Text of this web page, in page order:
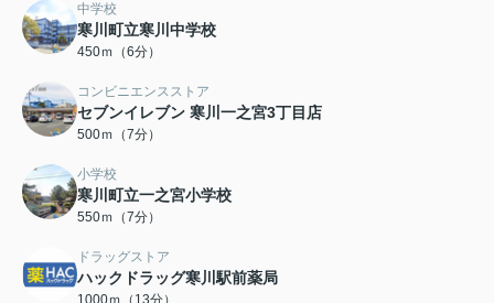
中学校
寒川町立寒川中学校
450ｍ（6分）
コンビニエンスストア
セブンイレブン 寒川一之宮3丁目店
500ｍ（7分）
小学校
寒川町立一之宮小学校
550ｍ（7分）
ドラッグストア
ハックドラッグ寒川駅前薬局
1000ｍ（13分）